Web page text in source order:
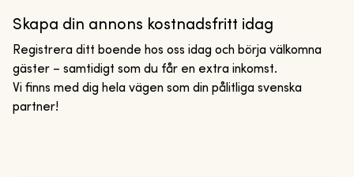
Skapa din annons kostnadsfritt idag
Registrera ditt boende hos oss idag och börja välkomna
gäster – samtidigt som du får en extra inkomst.
Vi finns med dig hela vägen som din pålitliga svenska
partner!